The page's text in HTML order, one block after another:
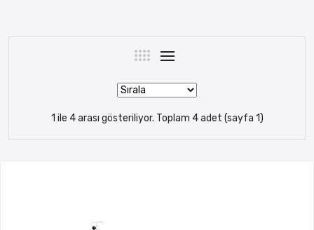
1 ile 4 arası gösteriliyor. Toplam 4 adet (sayfa 1)